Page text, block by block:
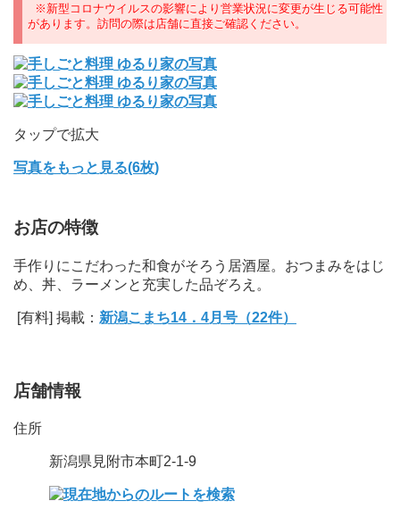
※新型コロナウイルスの影響により営業状況に変更が生じる可能性
があります。訪問の際は店舗に直接ご確認ください。
タップで拡大
写真をもっと見る(6枚)
お店の特徴
手作りにこだわった和食がそろう居酒屋。おつまみをはじ
め、丼、ラーメンと充実した品ぞろえ。
[有料] 掲載： 新潟こまち14．4月号（22件）
店舗情報
住所
新潟県見附市本町2-1-9